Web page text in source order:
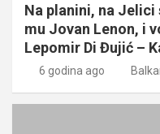
Na planini, na Jelici
mu Jovan Lenon, i
Lepomir Di Đujić –
6 godina ago